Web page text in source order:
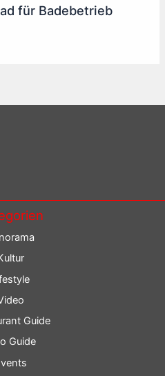
für Badebetrieb
Guide
Guide